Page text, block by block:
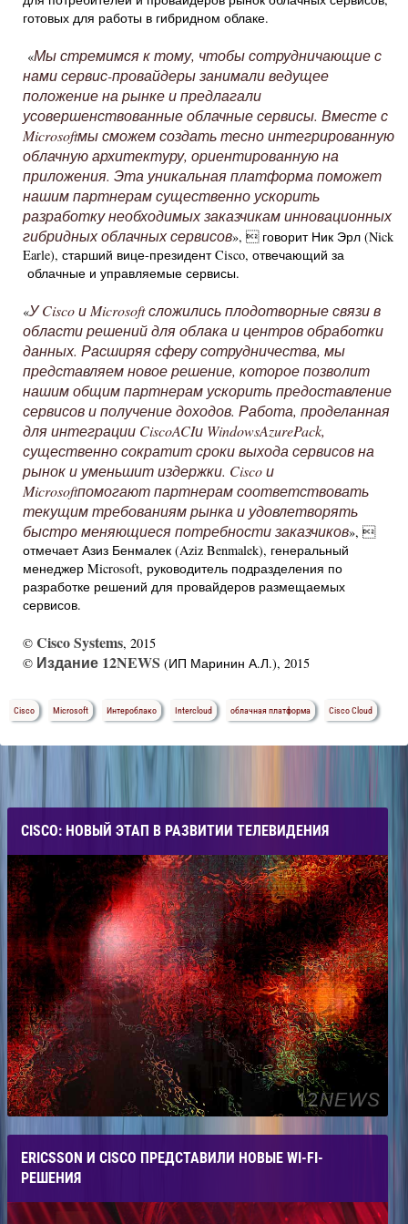
готовых для работы в гибридном облаке.
«Мы стремимся к тому, чтобы сотрудничающие с
нами сервис-провайдеры занимали ведущее
положение на рынке и предлагали
усовершенствованные облачные сервисы. Вместе с
Microsoftмы сможем создать тесно интегрированную
облачную архитектуру, ориентированную на
приложения. Эта уникальная платформа поможет
нашим партнерам существенно ускорить
разработку необходимых заказчикам инновационных
гибридных облачных сервисов»,  говорит Ник Эрл (Nick
Earle), старший вице-президент Cisco, отвечающий за
облачные и управляемые сервисы.
«У Cisco и Microsoft сложились плодотворные связи в
области решений для облака и центров обработки
данных. Расширяя сферу сотрудничества, мы
представляем новое решение, которое позволит
нашим общим партнерам ускорить предоставление
сервисов и получение доходов. Работа, проделанная
для интеграции CiscoACIи WindowsAzurePack,
существенно сократит сроки выхода сервисов на
рынок и уменьшит издержки. Cisco и
Microsoftпомогают партнерам соответствовать
текущим требованиям рынка и удовлетворять
быстро меняющиеся потребности заказчиков», 
отмечает Азиз Бенмалек (Aziz Benmalek), генеральный
менеджер Microsoft, руководитель подразделения по
разработке решений для провайдеров размещаемых
сервисов.
© Cisco Systems, 2015
© Издание 12NEWS (ИП Маринин А.Л.), 2015
Cisco Microsoft Интероблако Intercloud облачная платформа Cisco Cloud
CISCO: НОВЫЙ ЭТАП В РАЗВИТИИ ТЕЛЕВИДЕНИЯ
ERICSSON И CISCO ПРЕДСТАВИЛИ НОВЫЕ WI-FI-
РЕШЕНИЯ